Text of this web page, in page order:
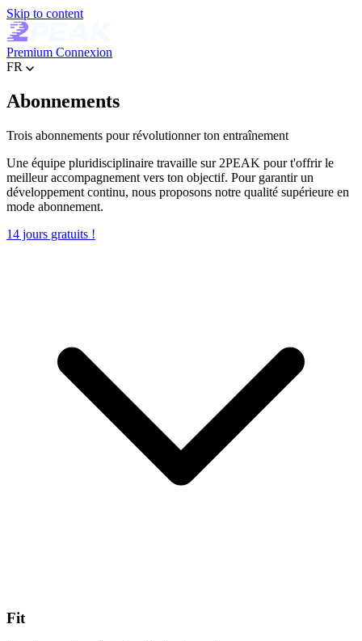
Skip to content
Premium Connexion
FR
Abonnements
Trois abonnements pour révolutionner ton entraînement
Une équipe pluridisciplinaire travaille sur 2PEAK pour t'offrir le
meilleur accompagnement vers ton objectif. Pour garantir un
développement continu, nous proposons notre qualité supérieure en
mode abonnement.
14 jours gratuits !
Fit